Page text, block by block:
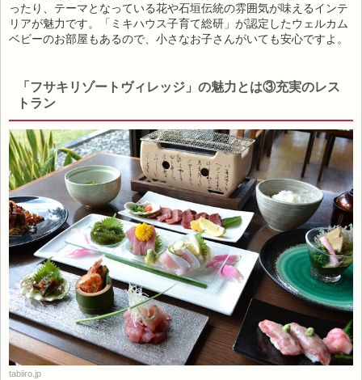
ったり、テーマとなっている花や石垣伝統の雰囲気が味えるインテ
リアが魅力です。「ミキハウス子育て総研」が認定したウェルカム
ベビーのお部屋もあるので、小さなお子さんがいても安心ですよ。
「フサキリゾートヴィレッジ」の魅力とは③充実のレス
トラン
tabiiro.jp